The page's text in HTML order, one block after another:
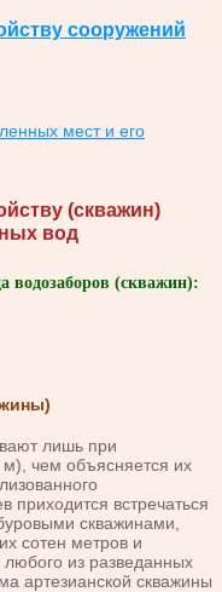
сооружений
мест и его
(скважин)
вод
водозаборов (скважин):
лишь при
чем объясняется их
приходится встречаться
скважинами,
сотен метров и
из разведанных